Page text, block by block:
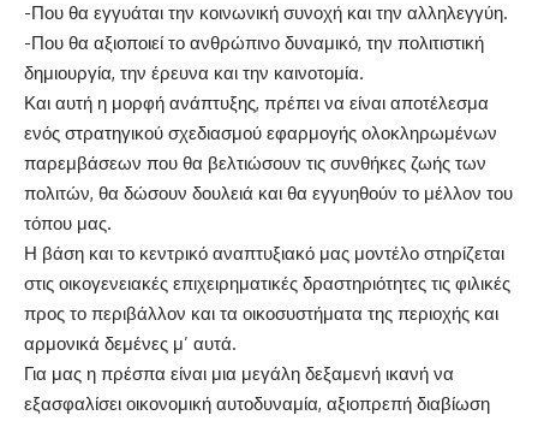
-Που θα εγγυάται την κοινωνική συνοχή και την αλληλεγγύη.
-Που θα αξιοποιεί το ανθρώπινο δυναμικό, την πολιτιστική
δημιουργία, την έρευνα και την καινοτομία.
Και αυτή η μορφή ανάπτυξης, πρέπει να είναι αποτέλεσμα
ενός στρατηγικού σχεδιασμού εφαρμογής ολοκληρωμένων
παρεμβάσεων που θα βελτιώσουν τις συνθήκες ζωής των
πολιτών, θα δώσουν δουλειά και θα εγγυηθούν το μέλλον του
τόπου μας.
Η βάση και το κεντρικό αναπτυξιακό μας μοντέλο στηρίζεται
στις οικογενειακές επιχειρηματικές δραστηριότητες τις φιλικές
προς το περιβάλλον και τα οικοσυστήματα της περιοχής και
αρμονικά δεμένες μ’ αυτά.
Για μας η πρέσπα είναι μια μεγάλη δεξαμενή ικανή να
εξασφαλίσει οικονομική αυτοδυναμία, αξιοπρεπή διαβίωση